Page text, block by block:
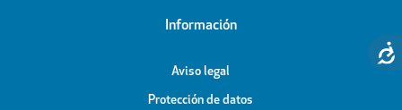
Información
Aviso legal
Protección de datos